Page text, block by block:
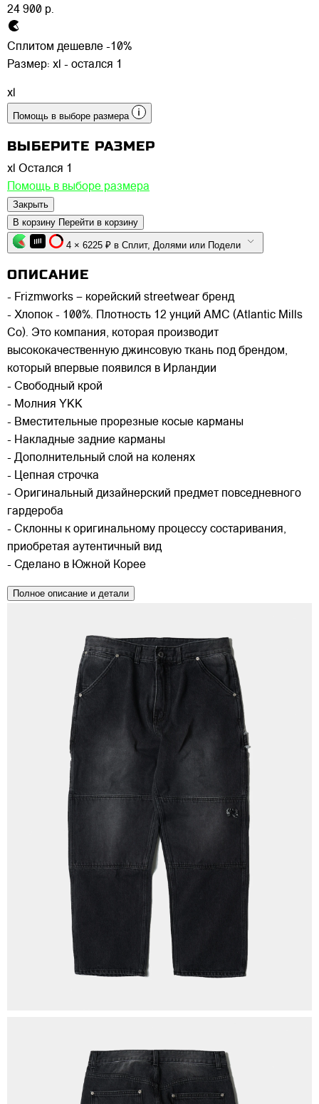
24 900 р.
Сплитом дешевле -10%
Размер: xl - остался 1
xl
Помощь в выборе размера
ВЫБЕРИТЕ РАЗМЕР
xl Остался 1
Помощь в выборе размера
Закрыть
В корзину Перейти в корзину
4 × 6225 ₽ в Сплит, Долями или Подели
ОПИСАНИЕ
- Frizmworks – корейский streetwear бренд
- Хлопок - 100%. Плотность 12 унций AMC (Atlantic Mills
Co). Это компания, которая производит
высококачественную джинсовую ткань под брендом,
который впервые появился в Ирландии
- Свободный крой
- Молния YKK
- Вместительные прорезные косые карманы
- Накладные задние карманы
- Дополнительный слой на коленях
- Цепная строчка
- Оригинальный дизайнерский предмет повседневного
гардероба
- Склонны к оригинальному процессу состаривания,
приобретая аутентичный вид
- Сделано в Южной Корее
Полное описание и детали